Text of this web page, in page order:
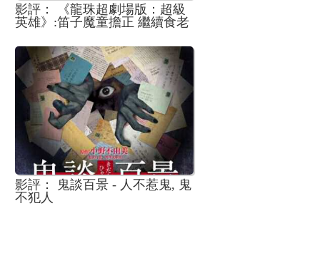
影評： 《龍珠超劇場版：超級
英雄》:笛子魔童擔正 繼續食老
影評： 鬼談百景 - 人不惹鬼, 鬼
不犯人